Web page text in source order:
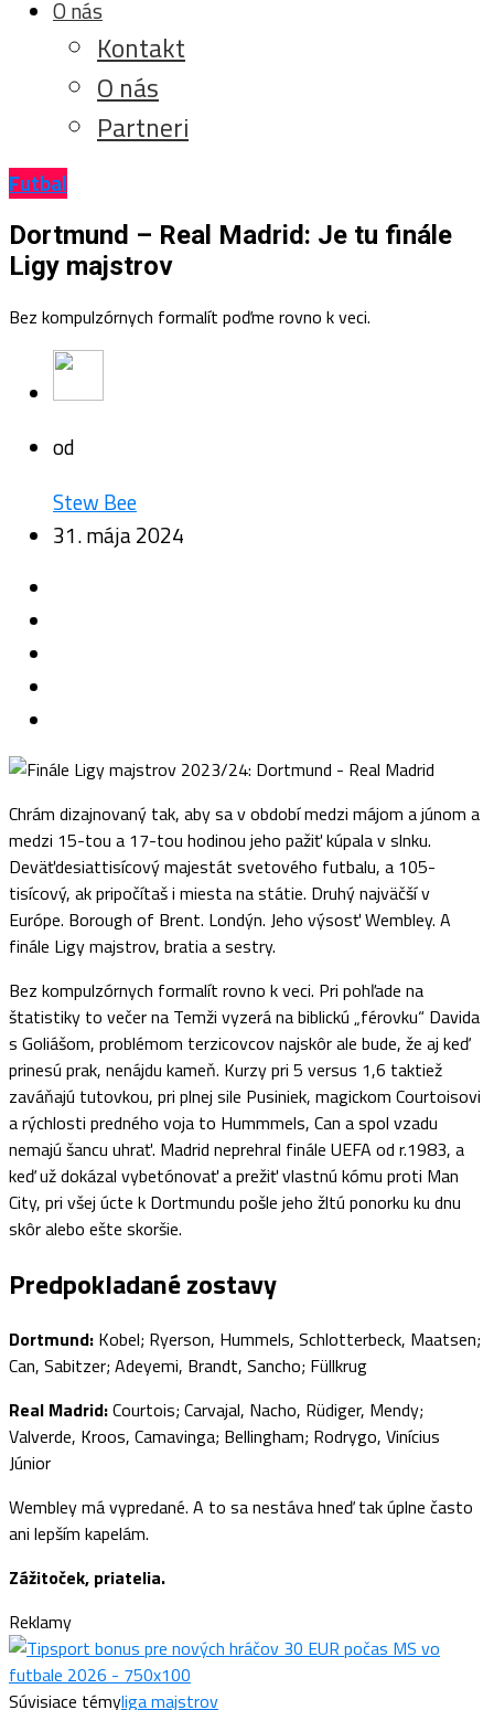
O nás
Kontakt
O nás
Partneri
Futbal
Dortmund – Real Madrid: Je tu finále
Ligy majstrov
Bez kompulzórnych formalít poďme rovno k veci.
od
Stew Bee
31. mája 2024
Chrám dizajnovaný tak, aby sa v období medzi májom a júnom a
medzi 15-tou a 17-tou hodinou jeho pažiť kúpala v slnku.
Deväťdesiattisícový majestát svetového futbalu, a 105-
tisícový, ak pripočítaš i miesta na státie. Druhý najväčší v
Európe. Borough of Brent. Londýn. Jeho výsosť Wembley. A
finále Ligy majstrov, bratia a sestry.
Bez kompulzórnych formalít rovno k veci. Pri pohľade na
štatistiky to večer na Temži vyzerá na biblickú „férovku“ Davida
s Goliášom, problémom terzicovcov najskôr ale bude, že aj keď
prinesú prak, nenájdu kameň. Kurzy pri 5 versus 1,6 taktiež
zaváňajú tutovkou, pri plnej sile Pusiniek, magickom Courtoisovi
a rýchlosti predného voja to Hummmels, Can a spol vzadu
nemajú šancu uhrať. Madrid neprehral finále UEFA od r.1983, a
keď už dokázal vybetónovať a prežiť vlastnú kómu proti Man
City, pri všej úcte k Dortmundu pošle jeho žltú ponorku ku dnu
skôr alebo ešte skoršie.
Predpokladané zostavy
Dortmund: Kobel; Ryerson, Hummels, Schlotterbeck, Maatsen;
Can, Sabitzer; Adeyemi, Brandt, Sancho; Füllkrug
Real Madrid:Courtois; Carvajal, Nacho, Rüdiger, Mendy;
Valverde, Kroos, Camavinga; Bellingham; Rodrygo, Vinícius
Júnior
Wembley má vypredané. A to sa nestáva hneď tak úplne často
ani lepším kapelám.
Zážitoček, priatelia.
Reklamy
Súvisiace témyliga majstrov